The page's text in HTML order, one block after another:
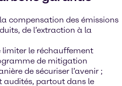
compensation des émissions
de l’extraction à la
le réchauffement
de mitigation
de sécuriser l’avenir ;
audités, partout dans le